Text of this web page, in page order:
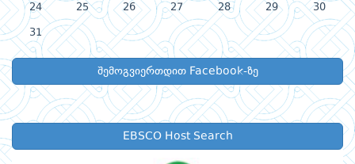
24 25 26 27 28 29 30
31
შემოგვიერთდით Facebook-ზე
EBSCO Host Search